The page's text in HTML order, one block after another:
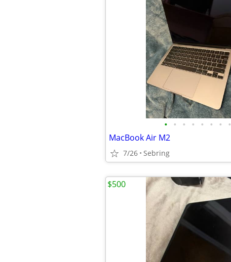
• • • • • • • •
MacBook Air M2
7/26 Sebring
$500